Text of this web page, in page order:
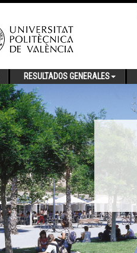
RESULTADOS GENERALES